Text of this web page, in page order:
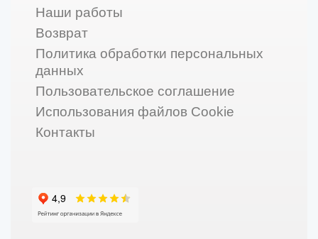
Наши работы
Возврат
Политика обработки персональных
данных
Пользовательское соглашение
Использования файлов Cookie
Контакты